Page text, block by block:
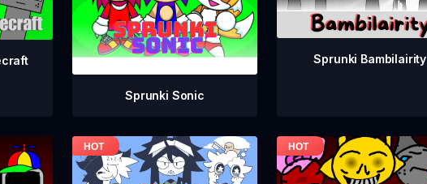
Sprunki Sonic
Sprunki Bambilairity